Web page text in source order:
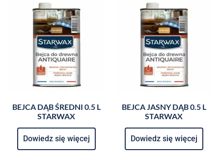
BEJCA DĄB ŚREDNI 0.5 L
STARWAX
Dowiedz się więcej
BEJCA JASNY DĄB 0.5 L
STARWAX
Dowiedz się więcej